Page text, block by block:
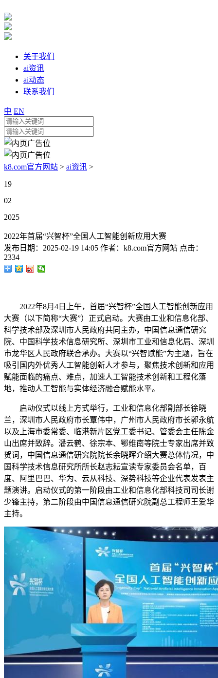
关于我们
ai资讯
ai动态
联系我们
中 EN
k8.com官方网站 > ai资讯 >
19
02
2025
2022年首届“兴智杯”全国人工智能创新应用大赛
发布日期： 2025-02-19 14:05 作者： k8.com官方网站 点击：
2334
2022年8月4日上午，首届“兴智杯”全国人工智能创新应用
大赛（以下简称“大赛”）正式启动。大赛由工业和信息化部、
科学技术部及深圳市人民政府共同主办，中国信息通信研究
院、中国科学技术信息研究所、深圳市工业和信息化局、深圳
市龙华区人民政府联合承办。大赛以“兴智赋能”为主题，旨在
吸引国内外优秀人工智能创新人才参与，聚焦技术创新和应用
赋能面临的痛点、难点，加速人工智能技术创新和工程化落
地，推动人工智能与实体经济融合赋能水平。
启动仪式以线上方式举行，工业和信息化部副部长徐晓
兰，深圳市人民政府市长覃伟中，广州市人民政府市长郭永航
以及上海市委常委、临港新片区党工委书记、管委会主任陈金
山出席并致辞。潘云鹤、徐宗本、鄂维南等院士专家出席并致
贺词，中国信息通信研究院院长余晓晖介绍大赛总体情况，中
国科学技术信息研究所所长赵志耘宣读专家委员会名单，百
度、阿里巴巴、华为、云从科技、深势科技等企业代表发表主
题演讲。启动仪式的第一阶段由工业和信息化部科技司司长谢
少锋主持，第二阶段由中国信息通信研究院副总工程师王爱华
主持。